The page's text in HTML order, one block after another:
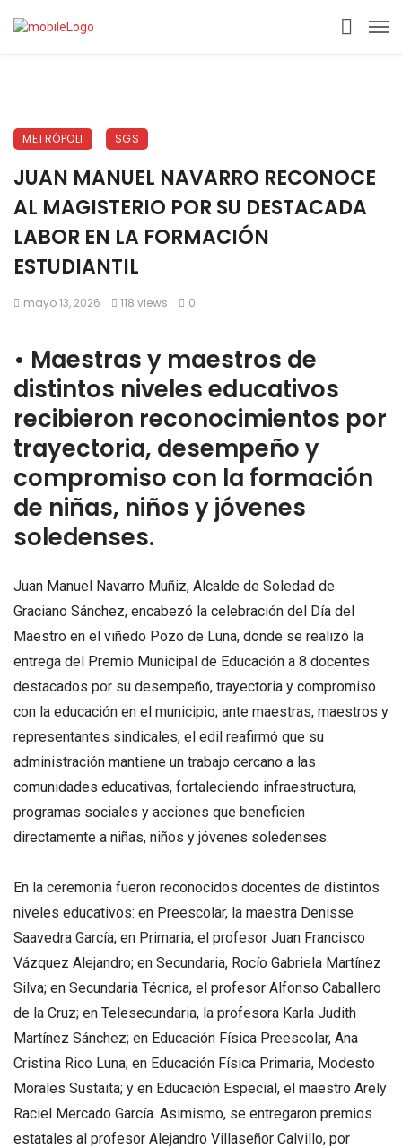
METRÓPOLI SGS
JUAN MANUEL NAVARRO RECONOCE
AL MAGISTERIO POR SU DESTACADA
LABOR EN LA FORMACIÓN
ESTUDIANTIL
mayo 13, 2026 118 views 0
•⁠ ⁠Maestras y maestros de
distintos niveles educativos
recibieron reconocimientos por
trayectoria, desempeño y
compromiso con la formación
de niñas, niños y jóvenes
soledenses.
Juan Manuel Navarro Muñiz, Alcalde de Soledad de
Graciano Sánchez, encabezó la celebración del Día del
Maestro en el viñedo Pozo de Luna, donde se realizó la
entrega del Premio Municipal de Educación a 8 docentes
destacados por su desempeño, trayectoria y compromiso
con la educación en el municipio; ante maestras, maestros y
representantes sindicales, el edil reafirmó que su
administración mantiene un trabajo cercano a las
comunidades educativas, fortaleciendo infraestructura,
programas sociales y acciones que beneficien
directamente a niñas, niños y jóvenes soledenses.
En la ceremonia fueron reconocidos docentes de distintos
niveles educativos: en Preescolar, la maestra Denisse
Saavedra García; en Primaria, el profesor Juan Francisco
Vázquez Alejandro; en Secundaria, Rocío Gabriela Martínez
Silva; en Secundaria Técnica, el profesor Alfonso Caballero
de la Cruz; en Telesecundaria, la profesora Karla Judith
Martínez Sánchez; en Educación Física Preescolar, Ana
Cristina Rico Luna; en Educación Física Primaria, Modesto
Morales Sustaita; y en Educación Especial, el maestro Arely
Raciel Mercado García. Asimismo, se entregaron premios
estatales al profesor Alejandro Villaseñor Calvillo, por